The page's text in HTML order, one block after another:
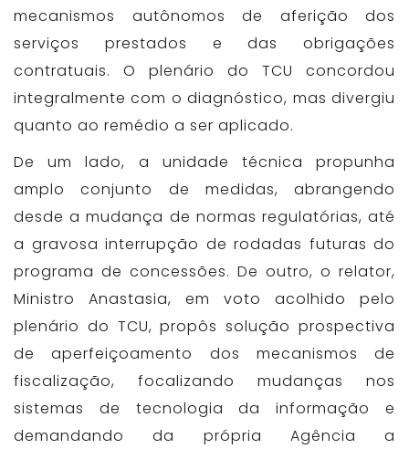
mecanismos autônomos de aferição dos
serviços prestados e das obrigações
contratuais. O plenário do TCU concordou
integralmente com o diagnóstico, mas divergiu
quanto ao remédio a ser aplicado.
De um lado, a unidade técnica propunha
amplo conjunto de medidas, abrangendo
desde a mudança de normas regulatórias, até
a gravosa interrupção de rodadas futuras do
programa de concessões. De outro, o relator,
Ministro Anastasia, em voto acolhido pelo
plenário do TCU, propôs solução prospectiva
de aperfeiçoamento dos mecanismos de
fiscalização, focalizando mudanças nos
sistemas de tecnologia da informação e
demandando da própria Agência a